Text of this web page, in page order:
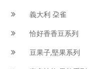
義大利 朶雀
恰好香香豆系列
豆果子,堅果系列